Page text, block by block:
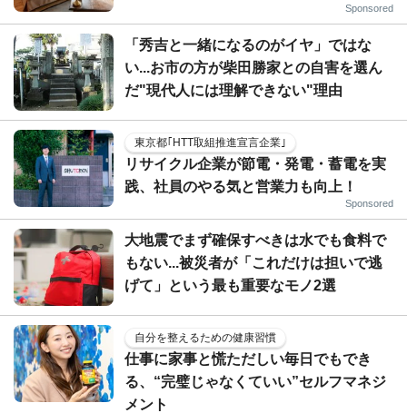
Sponsored
「秀吉と一緒になるのがイヤ」ではな
い...お市の方が柴田勝家との自害を選ん
だ"現代人には理解できない"理由
東京都｢HTT取組推進宣言企業｣
リサイクル企業が節電・発電・蓄電を実
践、社員のやる気と営業力も向上！
Sponsored
大地震でまず確保すべきは水でも食料で
もない...被災者が「これだけは担いで逃
げて」という最も重要なモノ2選
自分を整えるための健康習慣
仕事に家事と慌ただしい毎日でもでき
る、“完璧じゃなくていい”セルフマネジ
メント